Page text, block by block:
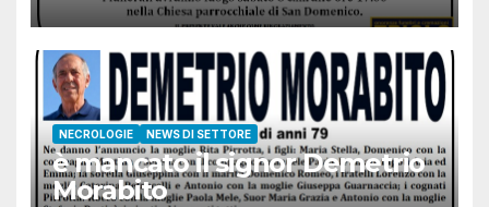
NECROLOGIE NEWS DI SETTORE
è mancato il signor Demetrio
Morabito